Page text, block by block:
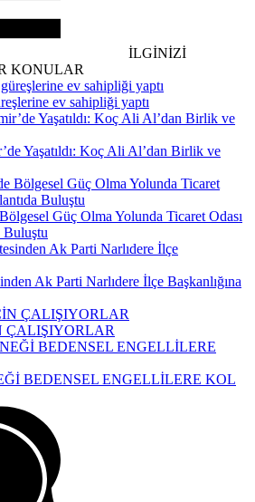
İLGİNİZİ
KONULAR
ev sahipliği yaptı
Yaşatıldı: Koç Ali Al’dan Birlik ve
Güç Olma Yolunda Ticaret Odası
Buluştu
Ak Parti Narlıdere İlçe Başkanlığına
ÇALIŞIYORLAR
BEDENSEL ENGELLİLERE KOL